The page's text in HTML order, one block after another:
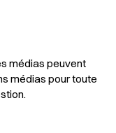
médias peuvent
médias pour toute